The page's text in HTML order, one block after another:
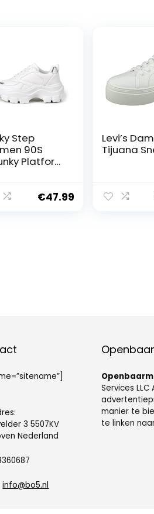
Step
90S
Platform
Lace-Up
€47.99
Levi’s
Tijuana
3 5507KV
Nederland
info@bo5.nl
Services
manier te
te linken